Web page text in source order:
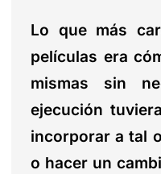
Lo que más
películas era
mismas sin
ejecución
incorporar a tal
o hacer un